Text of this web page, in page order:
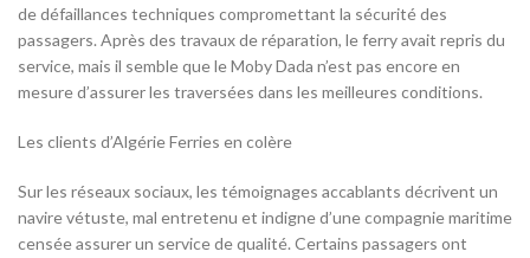
de défaillances techniques compromettant la sécurité des
passagers. Après des travaux de réparation, le ferry avait repris du
service, mais il semble que le Moby Dada n’est pas encore en
mesure d’assurer les traversées dans les meilleures conditions.
Les clients d’Algérie Ferries en colère
Sur les réseaux sociaux, les témoignages accablants décrivent un
navire vétuste, mal entretenu et indigne d’une compagnie maritime
censée assurer un service de qualité. Certains passagers ont